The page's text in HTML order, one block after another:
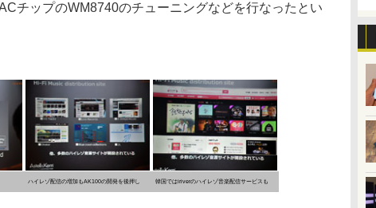
チップのWM8740のチューニングなどを行なったとい
ハイレゾ配信の増加もAK100の開発を後押し 韓国ではiriverのハイレゾ音楽配信サービスも